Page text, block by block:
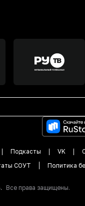
Подкасты VK
СОУТ Политика
. Все права защищены.